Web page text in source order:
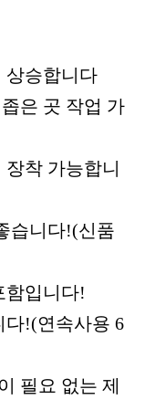
상승합니다
은 곳 작업 가
착 가능합니
습니다!(신품
함입니다!
다!(연속사용 6
필요 없는 제